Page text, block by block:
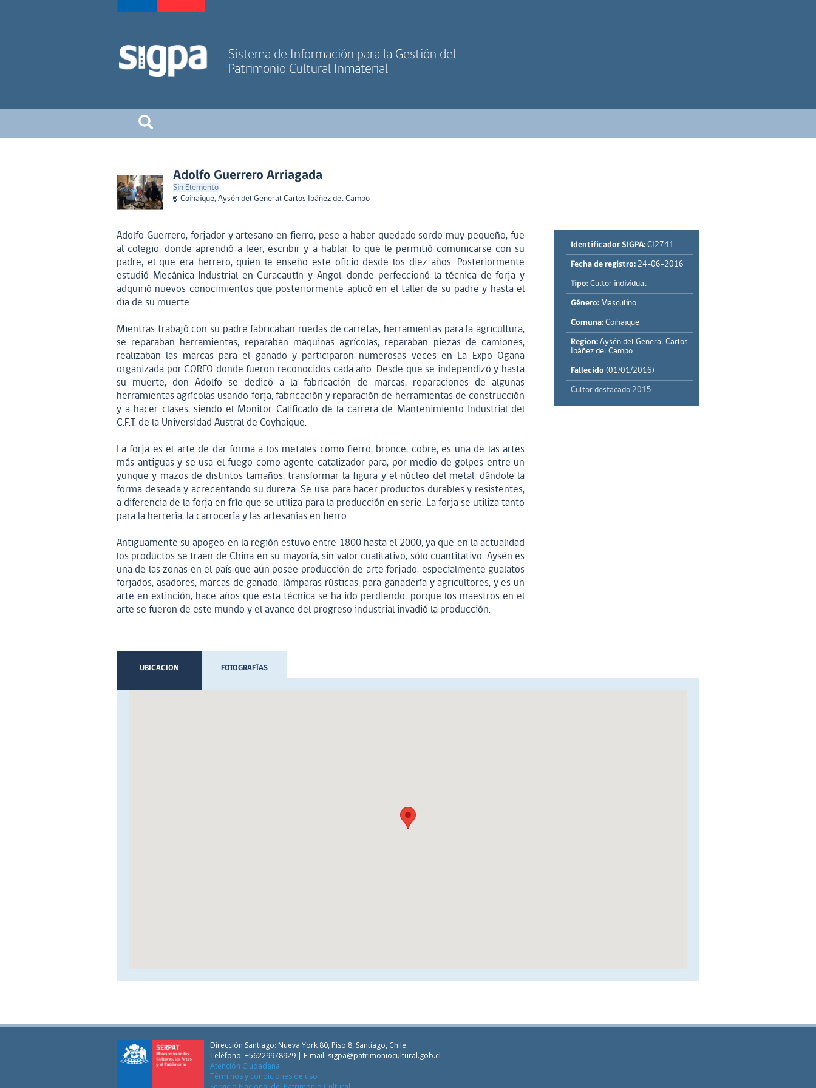
Sistema de Información para la Gestión del
Patrimonio Cultural Inmaterial
Adolfo Guerrero Arriagada
Sin Elemento
Coihaique, Aysén del General Carlos Ibáñez del Campo
Adolfo Guerrero, forjador y artesano en fierro, pese a haber quedado sordo muy pequeño, fue
al colegio, donde aprendió a leer, escribir y a hablar, lo que le permitió comunicarse con su
padre, el que era herrero, quien le enseño este oficio desde los diez años. Posteriormente
estudió Mecánica Industrial en Curacautín y Angol, donde perfeccionó la técnica de forja y
adquirió nuevos conocimientos que posteriormente aplicó en el taller de su padre y hasta el
día de su muerte.
Mientras trabajó con su padre fabricaban ruedas de carretas, herramientas para la agricultura,
se reparaban herramientas, reparaban máquinas agrícolas, reparaban piezas de camiones,
realizaban las marcas para el ganado y participaron numerosas veces en La Expo Ogana
organizada por CORFO donde fueron reconocidos cada año. Desde que se independizó y hasta
su muerte, don Adolfo se dedicó a la fabricación de marcas, reparaciones de algunas
herramientas agrícolas usando forja, fabricación y reparación de herramientas de construcción
y a hacer clases, siendo el Monitor Calificado de la carrera de Mantenimiento Industrial del
C.F.T. de la Universidad Austral de Coyhaique.
La forja es el arte de dar forma a los metales como fierro, bronce, cobre; es una de las artes
más antiguas y se usa el fuego como agente catalizador para, por medio de golpes entre un
yunque y mazos de distintos tamaños, transformar la figura y el núcleo del metal, dándole la
forma deseada y acrecentando su dureza. Se usa para hacer productos durables y resistentes,
a diferencia de la forja en frío que se utiliza para la producción en serie. La forja se utiliza tanto
para la herrería, la carrocería y las artesanías en fierro.
Antiguamente su apogeo en la región estuvo entre 1800 hasta el 2000, ya que en la actualidad
los productos se traen de China en su mayoría, sin valor cualitativo, sólo cuantitativo. Aysén es
una de las zonas en el país que aún posee producción de arte forjado, especialmente gualatos
forjados, asadores, marcas de ganado, lámparas rústicas, para ganadería y agricultores, y es un
arte en extinción, hace años que esta técnica se ha ido perdiendo, porque los maestros en el
arte se fueron de este mundo y el avance del progreso industrial invadió la producción.
Identificador SIGPA: CI2741
Fecha de registro: 24-06-2016
Tipo: Cultor individual
Género: Masculino
Comuna: Coihaique
Region: Aysén del General Carlos
Ibáñez del Campo
Fallecido (01/01/2016)
Cultor destacado 2015
UBICACION FOTOGRAFÍAS
Dirección Santiago: Nueva York 80, Piso 8, Santiago, Chile.
Teléfono: +56229978929 | E-mail: sigpa@patrimoniocultural.gob.cl
Atención Ciudadana
Términos y condiciones de uso